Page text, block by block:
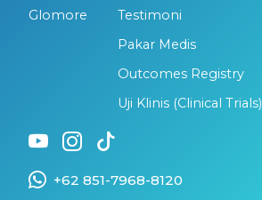
Glomore
Testimoni
Pakar Medis
Outcomes Registry
Uji Klinis (Clinical Trials)
+62 851-7968-8120